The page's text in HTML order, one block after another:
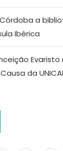
a
Ibérica
da